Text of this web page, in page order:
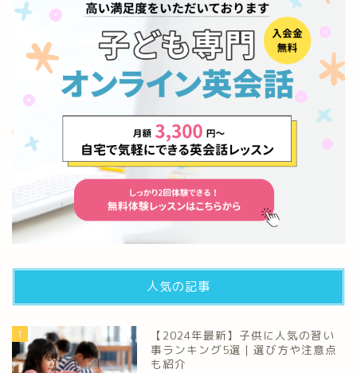
人気の記事
1
【2024年最新】子供に人気の習い
事ランキング5選｜選び方や注意点
も紹介